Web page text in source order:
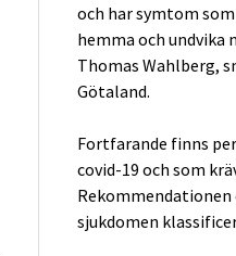
och har symtom
hemma och undvika
Thomas Wahlberg,
Götaland.
Fortfarande finns
covid-19 och som
sjukdomen